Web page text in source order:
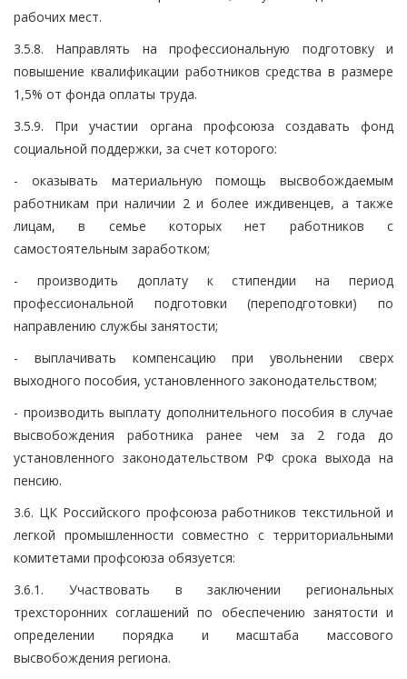
рабочих мест.
3.5.8. Направлять на профессиональную подготовку и
повышение квалификации работников средства в размере
1,5% от фонда оплаты труда.
3.5.9. При участии органа профсоюза создавать фонд
социальной поддержки, за счет которого:
- оказывать материальную помощь высвобождаемым
работникам при наличии 2 и более иждивенцев, а также
лицам, в семье которых нет работников с
самостоятельным заработком;
- производить доплату к стипендии на период
профессиональной подготовки (переподготовки) по
направлению службы занятости;
- выплачивать компенсацию при увольнении сверх
выходного пособия, установленного законодательством;
- производить выплату дополнительного пособия в случае
высвобождения работника ранее чем за 2 года до
установленного законодательством РФ срока выхода на
пенсию.
3.6. ЦК Российского профсоюза работников текстильной и
легкой промышленности совместно с территориальными
комитетами профсоюза обязуется:
3.6.1. Участвовать в заключении региональных
трехсторонних соглашений по обеспечению занятости и
определении порядка и масштаба массового
высвобождения региона.